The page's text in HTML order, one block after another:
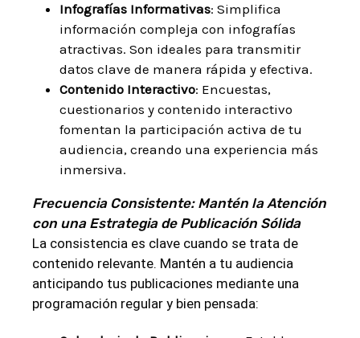
Infografías Informativas: Simplifica
información compleja con infografías
atractivas. Son ideales para transmitir
datos clave de manera rápida y efectiva.
Contenido Interactivo: Encuestas,
cuestionarios y contenido interactivo
fomentan la participación activa de tu
audiencia, creando una experiencia más
inmersiva.
Frecuencia Consistente: Mantén la Atención
con una Estrategia de Publicación Sólida
La consistencia es clave cuando se trata de
contenido relevante. Mantén a tu audiencia
anticipando tus publicaciones mediante una
programación regular y bien pensada: